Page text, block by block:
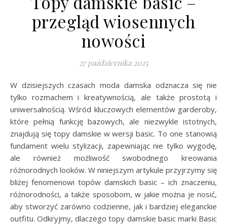
przegląd wiosennych
nowości
27 października 2025
W dzisiejszych czasach moda damska odznacza się nie
tylko rozmachem i kreatywnością, ale także prostotą i
uniwersalnością. Wśród kluczowych elementów garderoby,
które pełnią funkcję bazowych, ale niezwykle istotnych,
znajdują się topy damskie w wersji basic. To one stanowią
fundament wielu stylizacji, zapewniając nie tylko wygodę,
ale również możliwość swobodnego kreowania
różnorodnych looków. W niniejszym artykule przyjrzymy się
bliżej fenomenowi topów damskich basic – ich znaczeniu,
różnorodności, a także sposobom, w jakie można je nosić,
aby stworzyć zarówno codzienne, jak i bardziej eleganckie
outfitu. Odkryjmy, dlaczego topy damskie basic marki Basic